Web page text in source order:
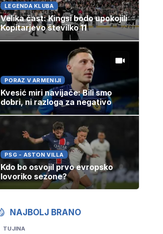
LEGENDA KLUBA
Velika čast: Kingsi bodo upokojili
Kopitarjevo številko 11
PORAZ V ARMENIJI
Kvesić miri navijače: Bili smo
dobri, ni razloga za negativo
PSG - ASTON VILLA
Kdo bo osvojil prvo evropsko
lovoriko sezone?
NAJBOLJ BRANO
TUJINA